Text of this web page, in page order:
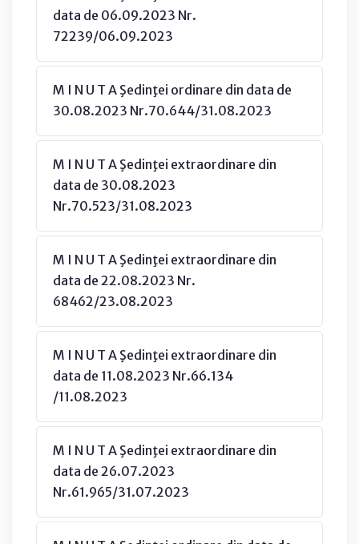
data de 06.09.2023 Nr.
72239/06.09.2023
M I N U T A Şedinţei ordinare din data de
30.08.2023 Nr.70.644/31.08.2023
M I N U T A Şedinţei extraordinare din
data de 30.08.2023
Nr.70.523/31.08.2023
M I N U T A Şedinţei extraordinare din
data de 22.08.2023 Nr.
68462/23.08.2023
M I N U T A Şedinţei extraordinare din
data de 11.08.2023 Nr.66.134
/11.08.2023
M I N U T A Şedinţei extraordinare din
data de 26.07.2023
Nr.61.965/31.07.2023